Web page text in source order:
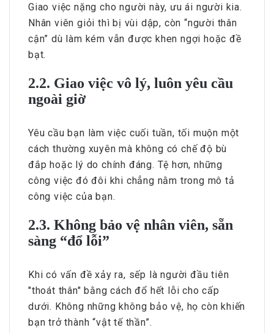
Giao việc nặng cho người này, ưu ái người kia.
Nhân viên giỏi thì bị vùi dập, còn “người thân
cận” dù làm kém vẫn được khen ngợi hoặc đề
bạt.
2.2. Giao việc vô lý, luôn yêu cầu
ngoài giờ
Yêu cầu bạn làm việc cuối tuần, tối muộn một
cách thường xuyên mà không có chế độ bù
đắp hoặc lý do chính đáng. Tệ hơn, những
công việc đó đôi khi chẳng nằm trong mô tả
công việc của bạn.
2.3. Không bảo vệ nhân viên, sẵn
sàng “đổ lỗi”
Khi có vấn đề xảy ra, sếp là người đầu tiên
"thoát thân" bằng cách đổ hết lỗi cho cấp
dưới. Không những không bảo vệ, họ còn khiến
bạn trở thành “vật tế thần”.